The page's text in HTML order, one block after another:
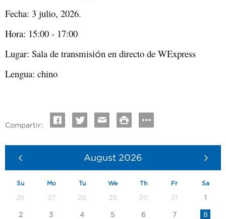
Fecha: 3 julio, 2026.
Hora: 15:00 - 17:00
Lugar: Sala de transmisión en directo de WExpress
Lengua: chino
Compartir:
August 2026
Su Mo Tu We Th Fr Sa
26 27 28 29 30 31 1
2 3 4 5 6 7 8